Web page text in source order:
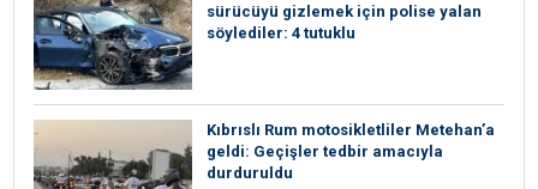
sürücüyü gizlemek için polise yalan
söylediler: 4 tutuklu
Kıbrıslı Rum motosikletliler Metehan’a
geldi: Geçişler tedbir amacıyla
durduruldu